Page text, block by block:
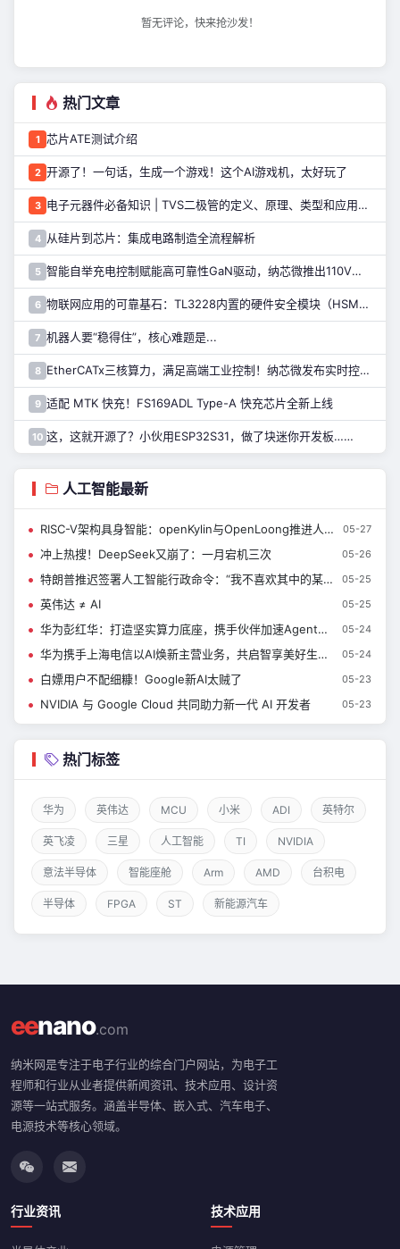
暂无评论，快来抢沙发！
热门文章
1 芯片ATE测试介绍
2 开源了！一句话，生成一个游戏！这个AI游戏机，太好玩了
3 电子元器件必备知识 | TVS二极管的定义、原理、类型和应用优势
4 从硅片到芯片：集成电路制造全流程解析
5 智能自举充电控制赋能高可靠性GaN驱动，纳芯微推出110V半桥驱动芯片NSD2123
6 物联网应用的可靠基石：TL3228内置的硬件安全模块（HSM）详解
7 机器人要“稳得住”，核心难题是...
8 EtherCATx三核算力，满足高端工业控制！纳芯微发布实时控制MCU/DSP NS800RTA7系列
9 适配 MTK 快充！FS169ADL Type-A 快充芯片全新上线
10 这，这就开源了？小伙用ESP32S31，做了块迷你开发板……
人工智能最新
RISC-V架构具身智能：openKylin与OpenLoong推进人形机器人适配 05-27
冲上热搜！DeepSeek又崩了：一月宕机三次 05-26
特朗普推迟签署人工智能行政命令：“我不喜欢其中的某些方面” 05-25
英伟达 ≠ AI 05-25
华为彭红华：打造坚实算力底座，携手伙伴加速Agent应用创新 05-24
华为携手上海电信以AI焕新主营业务，共启智享美好生活新时代 05-24
白嫖用户不配细糠！Google新AI太贼了 05-23
NVIDIA 与 Google Cloud 共同助力新一代 AI 开发者 05-23
热门标签
华为 英伟达 MCU 小米 ADI 英特尔
英飞凌 三星 人工智能 TI NVIDIA
意法半导体 智能座舱 Arm AMD 台积电
半导体 FPGA ST 新能源汽车
eenano.com
纳米网是专注于电子行业的综合门户网站，为电子工
程师和行业从业者提供新闻资讯、技术应用、设计资
源等一站式服务。涵盖半导体、嵌入式、汽车电子、
电源技术等核心领域。
行业资讯 技术应用